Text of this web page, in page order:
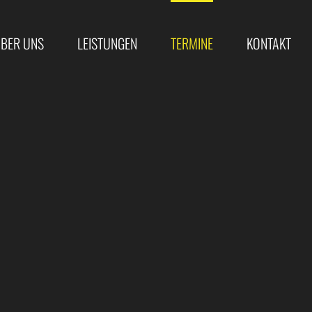
UNS LEISTUNGEN TERMINE KONTAKT